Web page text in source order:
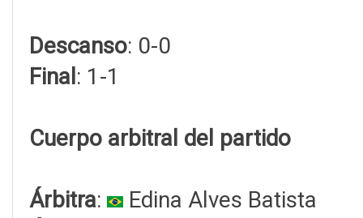
Descanso: 0-0
Final : 1-1
Cuerpo arbitral del partido
Árbitra:
Edina Alves Batista